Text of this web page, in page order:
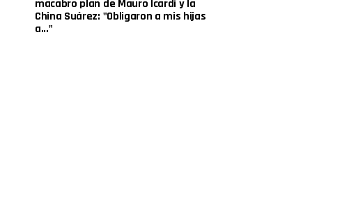
macabro plan de Mauro Icardi y la
China Suárez: "Obligaron a mis hijas
a..."